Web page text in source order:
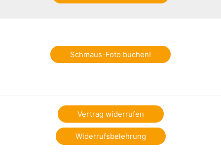
Schmaus-Foto buchen!
Vertrag widerrufen
Widerrufsbelehrung